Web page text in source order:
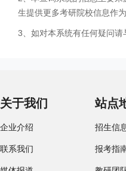
生提供更多考研院校信息作
3、如对本系统有任何疑问
关于我们
企业介绍
联系我们
站点
招生信
报考指